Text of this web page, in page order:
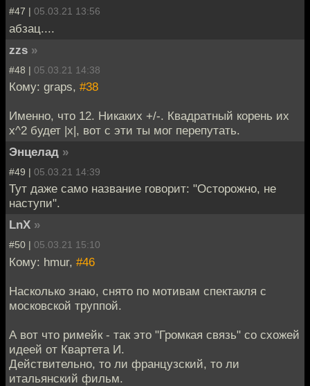
#47 | 05.03.21 13:56
абзац....
zzs »
#48 | 05.03.21 14:38
Кому: graps, #38
Именно, что 12. Никаких +/-. Квадратный корень их
х^2 будет |х|, вот с эти ты мог перепутать.
Энцелад »
#49 | 05.03.21 14:39
Тут даже само название говорит: "Осторожно, не
наступи".
LnX »
#50 | 05.03.21 15:10
Кому: hmur, #46
Насколько знаю, снято по мотивам спектакля с
московской труппой.
А вот что римейк - так это "Громкая связь" со схожей
идеей от Квартета И.
Действительно, то ли французский, то ли
итальянский фильм.